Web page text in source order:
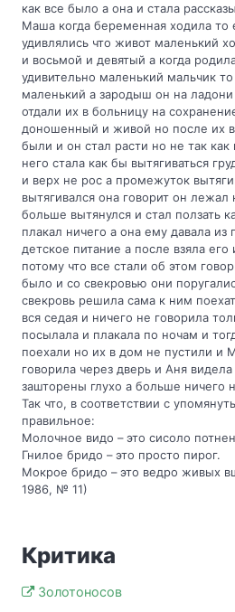
как все было а она и стала
Маша когда беременная ходила то
удивлялись что живот маленький
и восьмой и девятый а когда
удивительно маленький мальчик
маленький а зародыш он на
отдали их в больницу на
доношенный и живой но после их
были и он стал расти но не так как
него стала как бы вытягиваться
и верх не рос а промежуток
вытягивался она говорит он
больше вытянулся и стал ползать
плакал ничего а она ему давала из
детское питание а после взяла
потому что все стали об этом
было и со свекровью они
свекровь решила сама к ним
вся седая и ничего не говорила
посылала и плакала по ночам и
поехали но их в дом не пустили и
говорила через дверь и Аня
зашторены глухо а больше ничего
Так что, в соответствии с
правильное:
Молочное видо – это сисоло
Гнилое бридо – это просто пирог.
Мокрое бридо – это ведро живых
1986, № 11)
Критика
Золотоносов